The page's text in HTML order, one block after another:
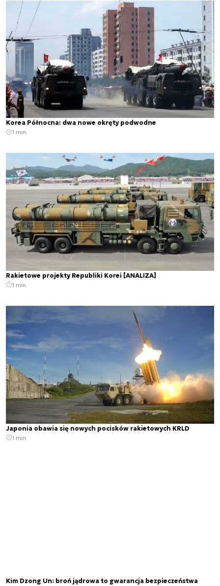
Korea Północna: dwa nowe okręty podwodne
1 min.
Rakietowe projekty Republiki Korei [ANALIZA]
1 min.
Japonia obawia się nowych pocisków rakietowych KRLD
1 min.
Kim Dzong Un: broń jądrowa to gwarancja bezpieczeństwa